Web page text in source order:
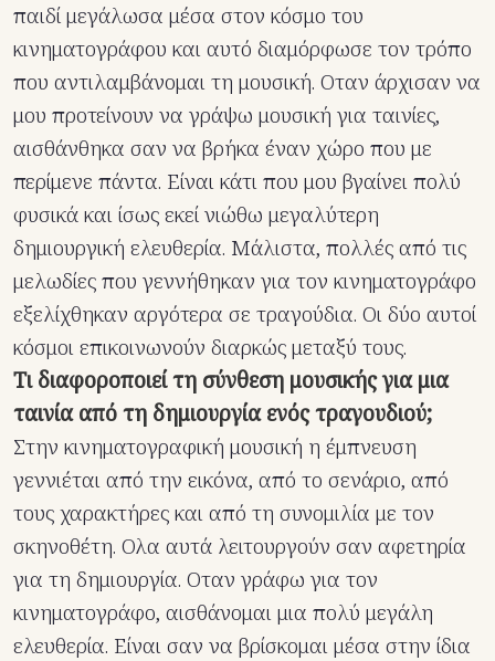
παιδί μεγάλωσα μέσα στον κόσμο του
κινηματογράφου και αυτό διαμόρφωσε τον τρόπο
που αντιλαμβάνομαι τη μουσική. Οταν άρχισαν να
μου προτείνουν να γράψω μουσική για ταινίες,
αισθάνθηκα σαν να βρήκα έναν χώρο που με
περίμενε πάντα. Είναι κάτι που μου βγαίνει πολύ
φυσικά και ίσως εκεί νιώθω μεγαλύτερη
δημιουργική ελευθερία. Μάλιστα, πολλές από τις
μελωδίες που γεννήθηκαν για τον κινηματογράφο
εξελίχθηκαν αργότερα σε τραγούδια. Οι δύο αυτοί
κόσμοι επικοινωνούν διαρκώς μεταξύ τους.
Τι διαφοροποιεί τη σύνθεση μουσικής για μια
ταινία από τη δημιουργία ενός τραγουδιού;
Στην κινηματογραφική μουσική η έμπνευση
γεννιέται από την εικόνα, από το σενάριο, από
τους χαρακτήρες και από τη συνομιλία με τον
σκηνοθέτη. Ολα αυτά λειτουργούν σαν αφετηρία
για τη δημιουργία. Οταν γράφω για τον
κινηματογράφο, αισθάνομαι μια πολύ μεγάλη
ελευθερία. Είναι σαν να βρίσκομαι μέσα στην ίδια